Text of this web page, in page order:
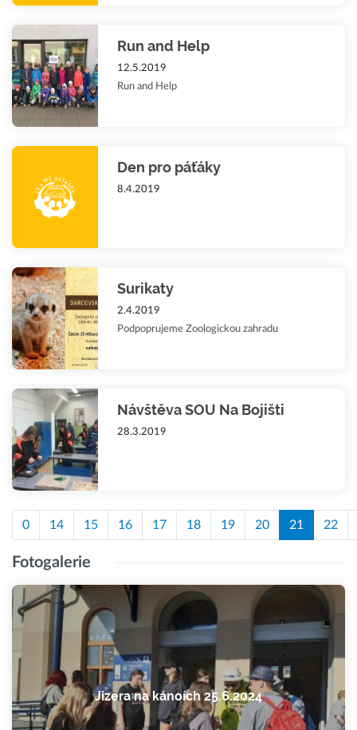
Run and Help
12.5.2019
Run and Help
Den pro páťáky
8.4.2019
Surikaty
2.4.2019
Podpoprujeme Zoologickou zahradu
Návštěva SOU Na Bojišti
28.3.2019
0 14 15 16 17 18 19 20 21 22
Fotogalerie
Jizera na kánoích 25.6.2024